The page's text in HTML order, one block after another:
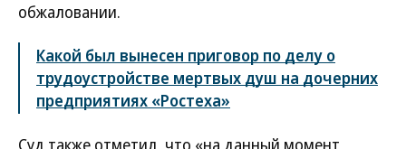
обжаловании.
Какой был вынесен приговор по делу о
трудоустройстве мертвых душ на дочерних
предприятиях «Ростеха»
Суд также отметил, что «на данный момент